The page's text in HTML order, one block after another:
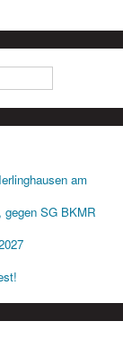
am
gegen SG BKMR